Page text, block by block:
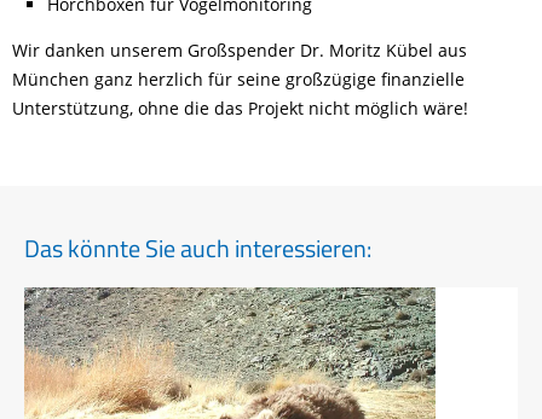
Wir danken unserem Großspender Dr. Moritz Kübel aus
München ganz herzlich für seine großzügige finanzielle
Unterstützung, ohne die das Projekt nicht möglich wäre!
Das könnte Sie auch interessieren: